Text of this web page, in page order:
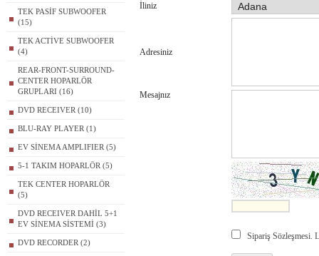
TEK PASİF SUBWOOFER
(15)
TEK ACTİVE SUBWOOFER
(4)
REAR-FRONT-SURROUND-
CENTER HOPARLÖR
GRUPLARI (16)
DVD RECEIVER (10)
BLU-RAY PLAYER (1)
EV SİNEMA AMPLIFIER (5)
5-1 TAKIM HOPARLÖR (5)
TEK CENTER HOPARLÖR
(5)
DVD RECEIVER DAHİL 5+1
EV SİNEMA SİSTEMİ (3)
DVD RECORDER (2)
İliniz
Adresiniz
Mesajnız
Sipariş